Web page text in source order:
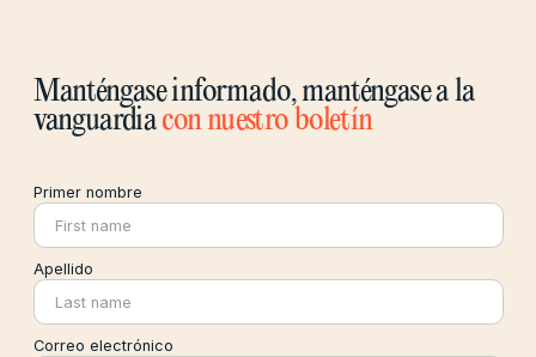
Manténgase informado, manténgase a la
vanguardiacon nuestro boletín
Primer nombre
Apellido
Correo electrónico